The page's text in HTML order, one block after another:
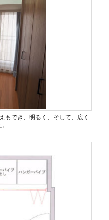
もでき、明るく、そして、広く